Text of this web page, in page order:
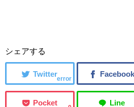
シェアする
error